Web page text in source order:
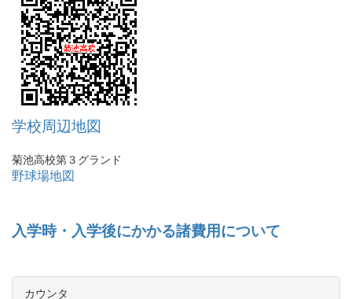
学校周辺地図
菊池高校第３グランド
野球場地図
入学時・入学後にかかる諸費用について
カウンタ